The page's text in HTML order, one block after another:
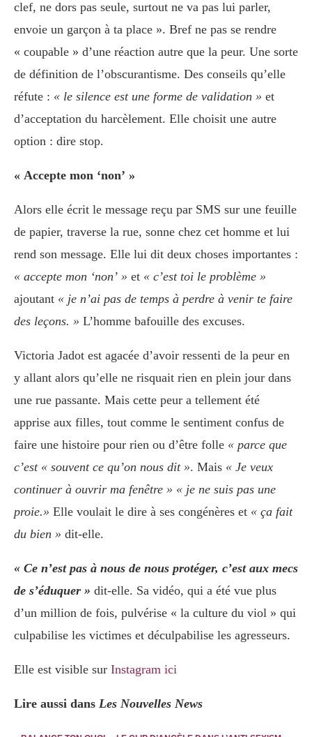
clef, ne dors pas seule, surtout ne va pas lui parler,
envoie un garçon à ta place ». Bref ne pas se rendre
« coupable » d’une réaction autre que la peur. Une sorte
de définition de l’obscurantisme. Des conseils qu’elle
réfute : « le silence est une forme de validation » et
d’acceptation du harcèlement. Elle choisit une autre
option : dire stop.
« Accepte mon ‘non’ »
Alors elle écrit le message reçu par SMS sur une feuille
de papier, traverse la rue, sonne chez cet homme et lui
rend son message. Elle lui dit deux choses importantes :
« accepte mon ‘non’ » et « c’est toi le problème »
ajoutant « je n’ai pas de temps à perdre à venir te faire
des leçons. » L’homme bafouille des excuses.
Victoria Jadot est agacée d’avoir ressenti de la peur en
y allant alors qu’elle ne risquait rien en plein jour dans
une rue passante. Mais cette peur a tellement été
apprise aux filles, tout comme le sentiment confus de
faire une histoire pour rien ou d’être folle « parce que
c’est « souvent ce qu’on nous dit ». Mais « Je veux
continuer à ouvrir ma fenêtre » « je ne suis pas une
proie.» Elle voulait le dire à ses congénères et « ça fait
du bien » dit-elle.
« Ce n’est pas à nous de nous protéger, c’est aux mecs
de s’éduquer » dit-elle. Sa vidéo, qui a été vue plus
d’un million de fois, pulvérise « la culture du viol » qui
culpabilise les victimes et déculpabilise les agresseurs.
Elle est visible sur Instagram ici
Lire aussi dans Les Nouvelles News